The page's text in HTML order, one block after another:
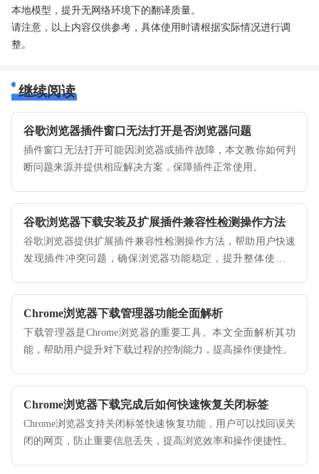
本地模型，提升无网络环境下的翻译质量。
请注意，以上内容仅供参考，具体使用时请根据实际情况进行调
整。
继续阅读
谷歌浏览器插件窗口无法打开是否浏览器问题
插件窗口无法打开可能因浏览器或插件故障，本文教你如何判
断问题来源并提供相应解决方案，保障插件正常使用。
谷歌浏览器下载安装及扩展插件兼容性检测操作方法
谷歌浏览器提供扩展插件兼容性检测操作方法，帮助用户快速
发现插件冲突问题，确保浏览器功能稳定，提升整体使用体
Chrome浏览器下载管理器功能全面解析
下载管理器是Chrome浏览器的重要工具。本文全面解析其功
能，帮助用户提升对下载过程的控制能力，提高操作便捷性。
Chrome浏览器下载完成后如何快速恢复关闭标签
Chrome浏览器支持关闭标签快速恢复功能，用户可以找回误关
闭的网页，防止重要信息丢失，提高浏览效率和操作便捷性。